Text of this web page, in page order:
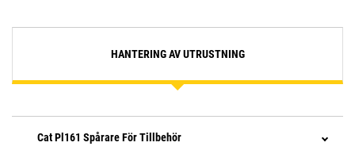
HANTERING AV UTRUSTNING
Cat Pl161 Spårare För Tillbehör